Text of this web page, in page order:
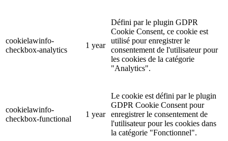
cookielawinfo-
checkbox-analytics
1 year
Défini par le plugin GDPR
Cookie Consent, ce cookie est
utilisé pour enregistrer le
consentement de l'utilisateur pour
les cookies de la catégorie
"Analytics".
cookielawinfo-
checkbox-functional
1 year
Le cookie est défini par le plugin
GDPR Cookie Consent pour
enregistrer le consentement de
l'utilisateur pour les cookies dans
la catégorie "Fonctionnel".